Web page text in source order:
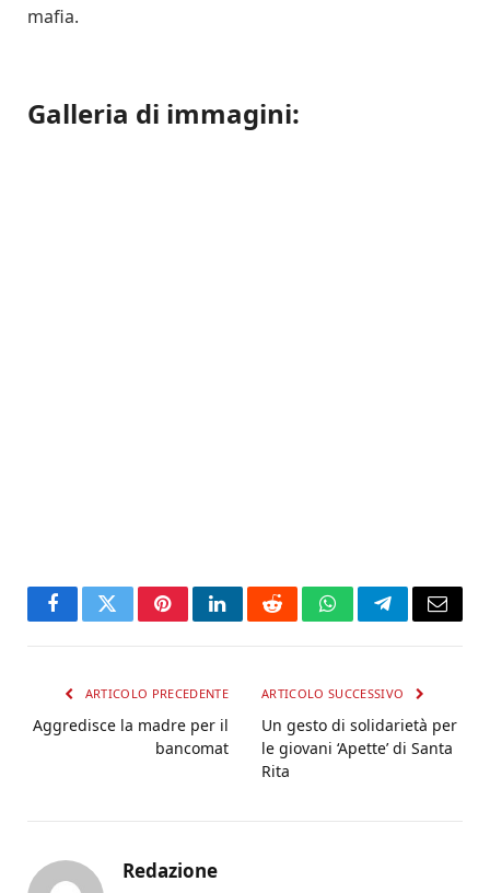
mafia.
Galleria di immagini:
FacebookTwitterPinterestLinkedInRedditWhatsAppTelegramEmail
ARTICOLO PRECEDENTE
Aggredisce la madre per il
bancomat
ARTICOLO SUCCESSIVO
Un gesto di solidarietà per
le giovani ‘Apette’ di Santa
Rita
Redazione